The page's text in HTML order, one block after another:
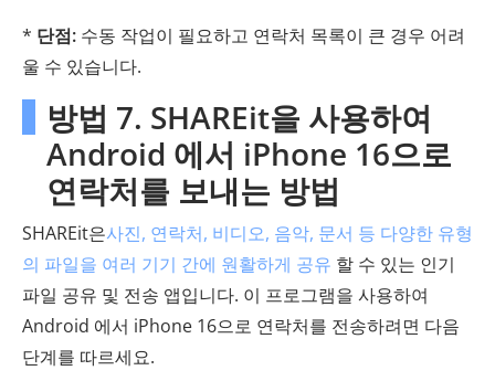
* 단점: 수동 작업이 필요하고 연락처 목록이 큰 경우 어려
울 수 있습니다.
방법 7. SHAREit을 사용하여
Android 에서 iPhone 16으로
연락처를 보내는 방법
SHAREit은사진, 연락처, 비디오, 음악, 문서 등 다양한 유형
의 파일을 여러 기기 간에 원활하게 공유 할 수 있는 인기
파일 공유 및 전송 앱입니다. 이 프로그램을 사용하여
Android 에서 iPhone 16으로 연락처를 전송하려면 다음
단계를 따르세요.